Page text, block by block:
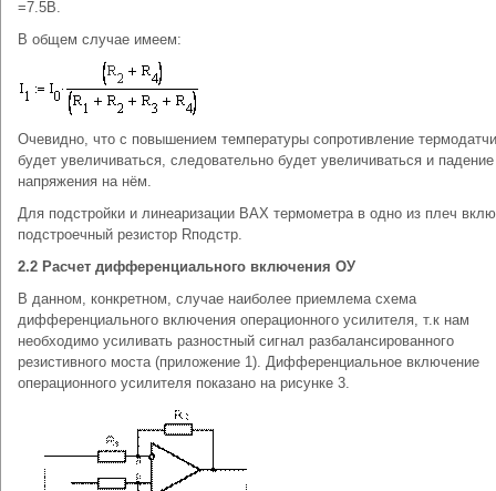
=7.5В.
В общем случае имеем:
Очевидно, что с повышением температуры сопротивление
будет увеличиваться, следовательно будет увеличиваться и падение
напряжения на нём.
Для подстройки и линеаризации ВАХ термометра в одно из плеч
подстроечный резистор Rподстр.
2.2 Расчет дифференциального включения ОУ
В данном, конкретном, случае наиболее приемлема схема
дифференциального включения операционного усилителя, т.к нам
необходимо усиливать разностный сигнал разбалансированного
резистивного моста (приложение 1). Дифференциальное включение
операционного усилителя показано на рисунке 3.